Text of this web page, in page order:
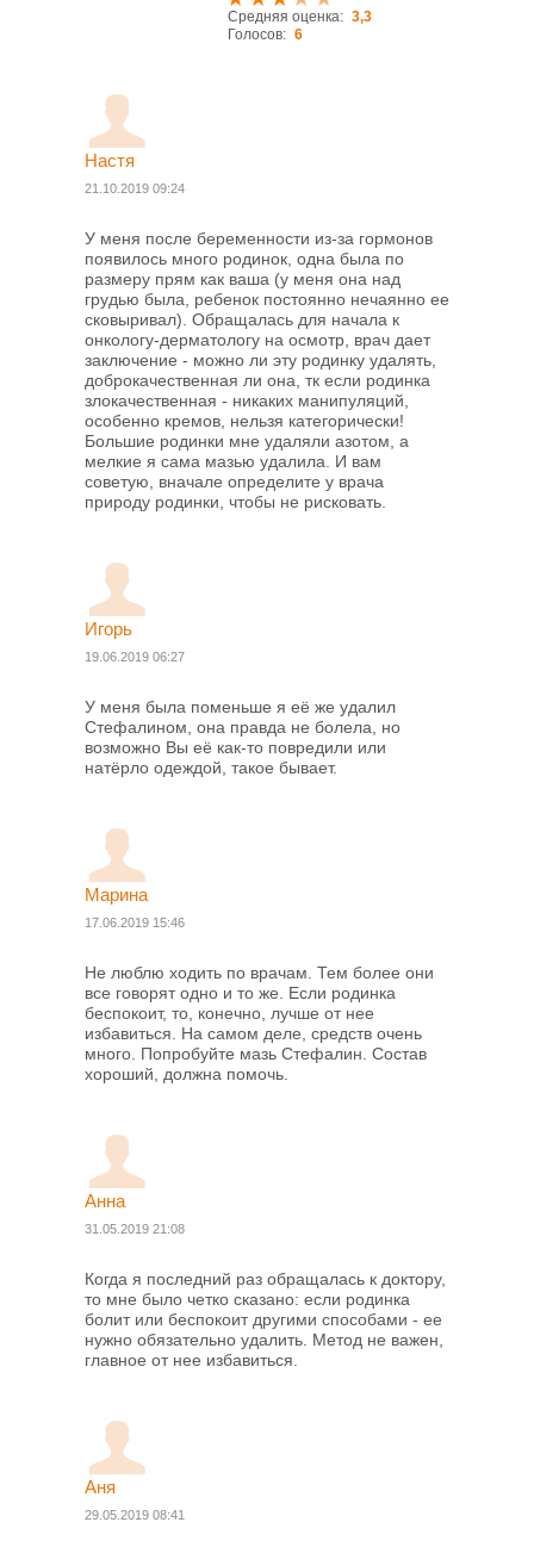
Средняя оценка: 3,3
Голосов: 6
Настя
21.10.2019 09:24
У меня после беременности из-за гормонов
появилось много родинок, одна была по
размеру прям как ваша (у меня она над
грудью была, ребенок постоянно нечаянно ее
сковыривал). Обращалась для начала к
онкологу-дерматологу на осмотр, врач дает
заключение - можно ли эту родинку удалять,
доброкачественная ли она, тк если родинка
злокачественная - никаких манипуляций,
особенно кремов, нельзя категорически!
Большие родинки мне удаляли азотом, а
мелкие я сама мазью удалила. И вам
советую, вначале определите у врача
природу родинки, чтобы не рисковать.
Игорь
19.06.2019 06:27
У меня была поменьше я её же удалил
Стефалином, она правда не болела, но
возможно Вы её как-то повредили или
натёрло одеждой, такое бывает.
Марина
17.06.2019 15:46
Не люблю ходить по врачам. Тем более они
все говорят одно и то же. Если родинка
беспокоит, то, конечно, лучше от нее
избавиться. На самом деле, средств очень
много. Попробуйте мазь Стефалин. Состав
хороший, должна помочь.
Анна
31.05.2019 21:08
Когда я последний раз обращалась к доктору,
то мне было четко сказано: если родинка
болит или беспокоит другими способами - ее
нужно обязательно удалить. Метод не важен,
главное от нее избавиться.
Аня
29.05.2019 08:41